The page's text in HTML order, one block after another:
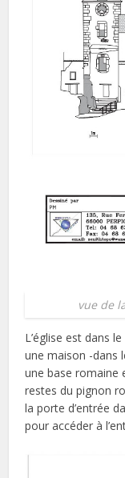
vue de
L’église est dans
une maison -dans
une base romaine
restes du pignon
la porte d’entrée
pour accéder à